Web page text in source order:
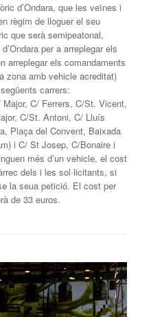
d’Ondara, que les veïnes i
règim de lloguer el seu
que serà semipeatonal,
per a arreplegar els
arreplegar els comandaments
zona amb vehicle acreditat)
carrers:
C/ Ferrers, C/St. Vicent,
C/St. Antoni, C/ Lluís
Plaça del Convent, Baixada
i C/ St Josep, C/Bonaire i
més d’un vehicle, el cost
dels i les sol·licitants, si
la seua petició. El cost per
de 33 euros.